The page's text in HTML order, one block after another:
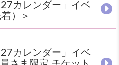
カレンダー」イベ
）＞
カレンダー」イベ